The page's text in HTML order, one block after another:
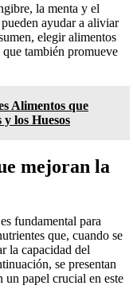
la menta y el
ayudar a aliviar
elegir alimentos
también promueve
Alimentos que
los Huesos
mejoran la
fundamental para
que, cuando se
la capacidad del
se presentan
un papel crucial en este